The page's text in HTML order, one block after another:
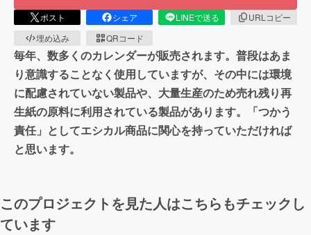
ポスト シェア LINEで送る
URLコピー
埋め込み
QRコード
毎年、数多くのカレンダーが販売されます。普段はあま
り意識することなく使用していますが、その中には環境
に配慮されていない製品や、大量生産のため売れ残り再
生紙の原料に利用されている製品があります。「つかう
責任」としてエシカル商品に関心を持っていただければ
と思います。
このプロジェクトを見た人はこちらもチェックし
ています